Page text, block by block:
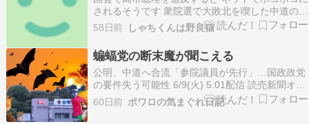
されるそうです 衆院選で大敗北を喫した中道の議
員は何をやっているのだろう？ 私は建設業界で生
きてきました 物作りが仕事です 政権批判は何も
生まない 中道改革連合の支持率はたったの1.3％
らしい 国民の為に働かない国会議員は要りません
…
58日前 しゃちくんは野良猫
蝙蝠党の断末魔が聞こえる
公明、中道へ合流「参院議員が先行」…国政政党
の要件失う可能性 6/9(火) 5:01配信 読売新聞オン
ライン 公明党本部 公明党は、参院議員が先行し
て中道改革連合に合流する方向で検討に入った。
60日前 ポワロの気まぐれ日記